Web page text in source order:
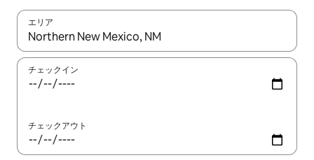
エリア
検索結果が表示されたら、上下の矢印キーを使って移動するか
チェックイン
チェックアウト